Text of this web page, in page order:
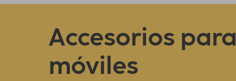
Accesorios para
móviles